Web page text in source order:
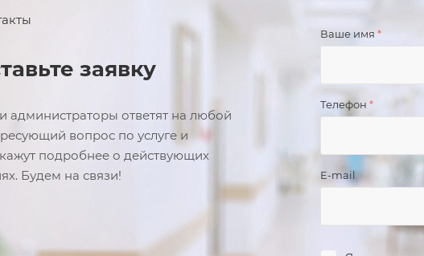
заявку
администраторы ответят на любой
вопрос по услуге и
подробнее о действующих
Будем на связи!
Ваше имя *
Телефон *
E-mail